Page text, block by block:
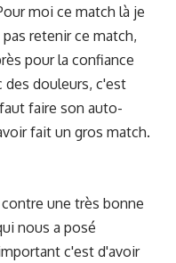
moi ce match là je
retenir ce match,
pour la confiance
des douleurs, c'est
faire son auto-
fait un gros match.
une très bonne
nous a posé
c'est d'avoir